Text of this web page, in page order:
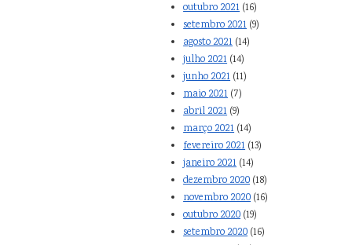
outubro 2021 (16)
setembro 2021 (9)
agosto 2021 (14)
julho 2021 (14)
junho 2021 (11)
maio 2021 (7)
abril 2021 (9)
março 2021 (14)
fevereiro 2021 (13)
janeiro 2021 (14)
dezembro 2020 (18)
novembro 2020 (16)
outubro 2020 (19)
setembro 2020 (16)